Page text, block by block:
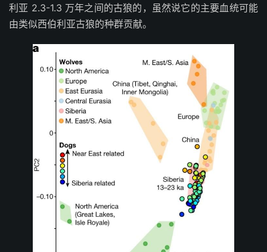
利亚 2.3-1.3 万年之间的古狼的，虽然说它的主要血统可能
由类似西伯利亚古狼的种群贡献。